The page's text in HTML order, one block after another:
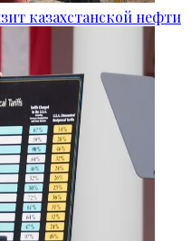
казахстанской нефти